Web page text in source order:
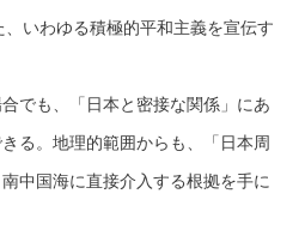
いわゆる積極的平和主義を宣伝す
でも、「日本と密接な関係」にあ
る。地理的範囲からも、「日本周
中国海に直接介入する根拠を手に